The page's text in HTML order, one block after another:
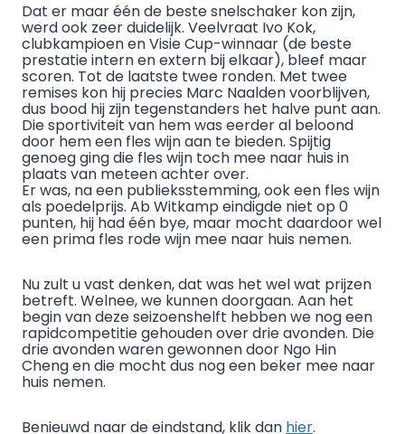
Dat er maar één de beste snelschaker kon zijn,
werd ook zeer duidelijk. Veelvraat Ivo Kok,
clubkampioen en Visie Cup-winnaar (de beste
prestatie intern en extern bij elkaar), bleef maar
scoren. Tot de laatste twee ronden. Met twee
remises kon hij precies Marc Naalden voorblijven,
dus bood hij zijn tegenstanders het halve punt aan.
Die sportiviteit van hem was eerder al beloond
door hem een fles wijn aan te bieden. Spijtig
genoeg ging die fles wijn toch mee naar huis in
plaats van meteen achter over.
Er was, na een publieksstemming, ook een fles wijn
als poedelprijs. Ab Witkamp eindigde niet op 0
punten, hij had één bye, maar mocht daardoor wel
een prima fles rode wijn mee naar huis nemen.
Nu zult u vast denken, dat was het wel wat prijzen
betreft. Welnee, we kunnen doorgaan. Aan het
begin van deze seizoenshelft hebben we nog een
rapidcompetitie gehouden over drie avonden. Die
drie avonden waren gewonnen door Ngo Hin
Cheng en die mocht dus nog een beker mee naar
huis nemen.
Benieuwd naar de eindstand, klik dan hier.